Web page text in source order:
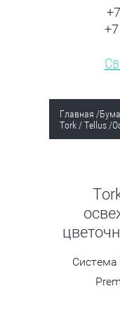
Главная /
Tork / Tellus/
Система